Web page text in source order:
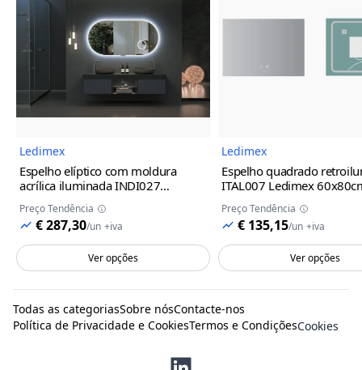
Imagem do Produto
Ledimex
Espelho elíptico com moldura
acrílica iluminada INDI027
100x55cm
Preço Tendência
€ 287,30/un +iva
Ver opções
Ledimex
Espelho quadrado
ITAL007 Ledimex
Preço Tendência
€ 135,15/un +iva
Ver opções
Todas as categoriasSobre nósContacte-nos
Política de Privacidade e CookiesTermos e CondiçõesCookies